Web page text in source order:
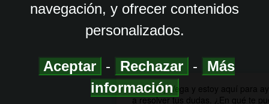
navegación, y ofrecer contenidos
personalizados.
Aceptar - Rechazar -
Más
información